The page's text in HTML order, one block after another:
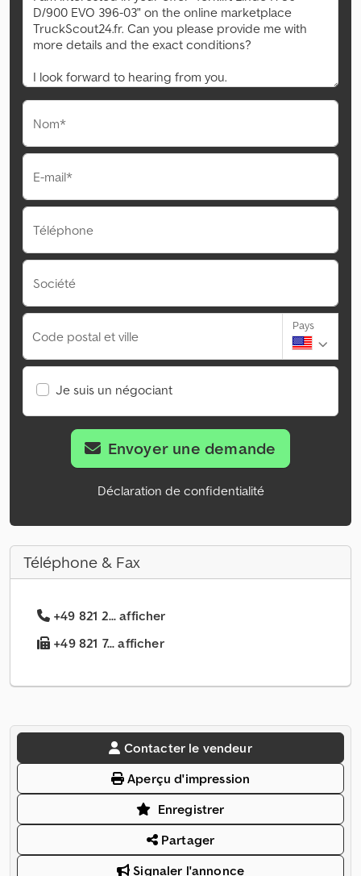
Nom*
E-mail*
Téléphone
Société
Code postal et ville
Pays
Je suis un négociant
Envoyer une demande
Déclaration de confidentialité
Téléphone & Fax
+49 821 2... afficher
+49 821 7... afficher
Contacter le vendeur
Aperçu d'impression
Enregistrer
Partager
Signaler l'annonce